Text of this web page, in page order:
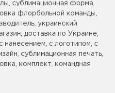
сублимационная форма,
флорбольной команды,
украинский
доставка по Украине,
нанесением, с логотипом, с
сублимационная печать,
комплект, командная